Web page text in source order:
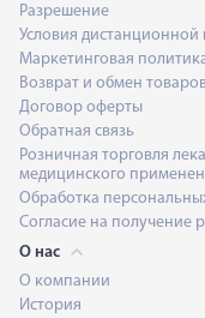
Разрешение
Условия дистанционной
Маркетинговая
Возврат и обмен
Договор оферты
Обратная связь
Розничная торговля
медицинского
Обработка
Согласие на получение
О нас
О компании
История